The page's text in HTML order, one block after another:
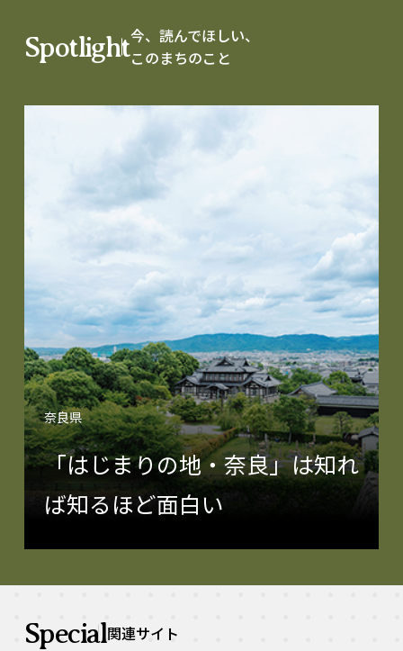
Spotlight今、読んでほしい、
このまちのこと
奈良県
「はじまりの地・奈良」は知れ
ば知るほど面白い
Special関連サイト